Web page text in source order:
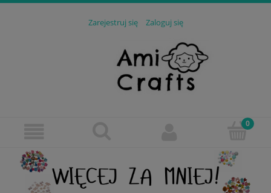
Zarejestruj się Zaloguj się